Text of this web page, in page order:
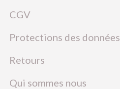
CGV
Protections des données
Retours
Qui sommes nous